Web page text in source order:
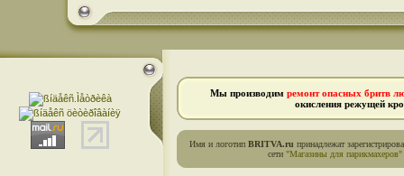
Мы производим ремонт опасных бритв
окисления режущей
Имя и логотип BRITVA.ru принадлежат
сети "Магазины для парикмахеров"